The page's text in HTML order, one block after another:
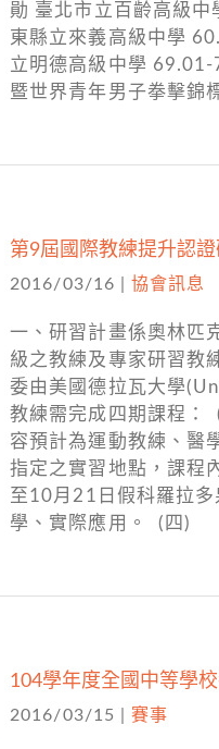
勛 臺北市立百齡高級
東縣立來義高級中學
立明德高級中學
暨世界青年男子拳擊錦
第9屆國際教練提升認
2016/03/16 協會訊息
一、研習計畫係奧林匹
級之教練及專家研習教
委由美國德拉瓦大學
教練需完成四期課程：
容預計為運動教練、醫
指定之實習地點，課程
至10月21日假科羅拉
學、實際應用。 (四)
104學年度全國中等學
2016/03/15 賽事